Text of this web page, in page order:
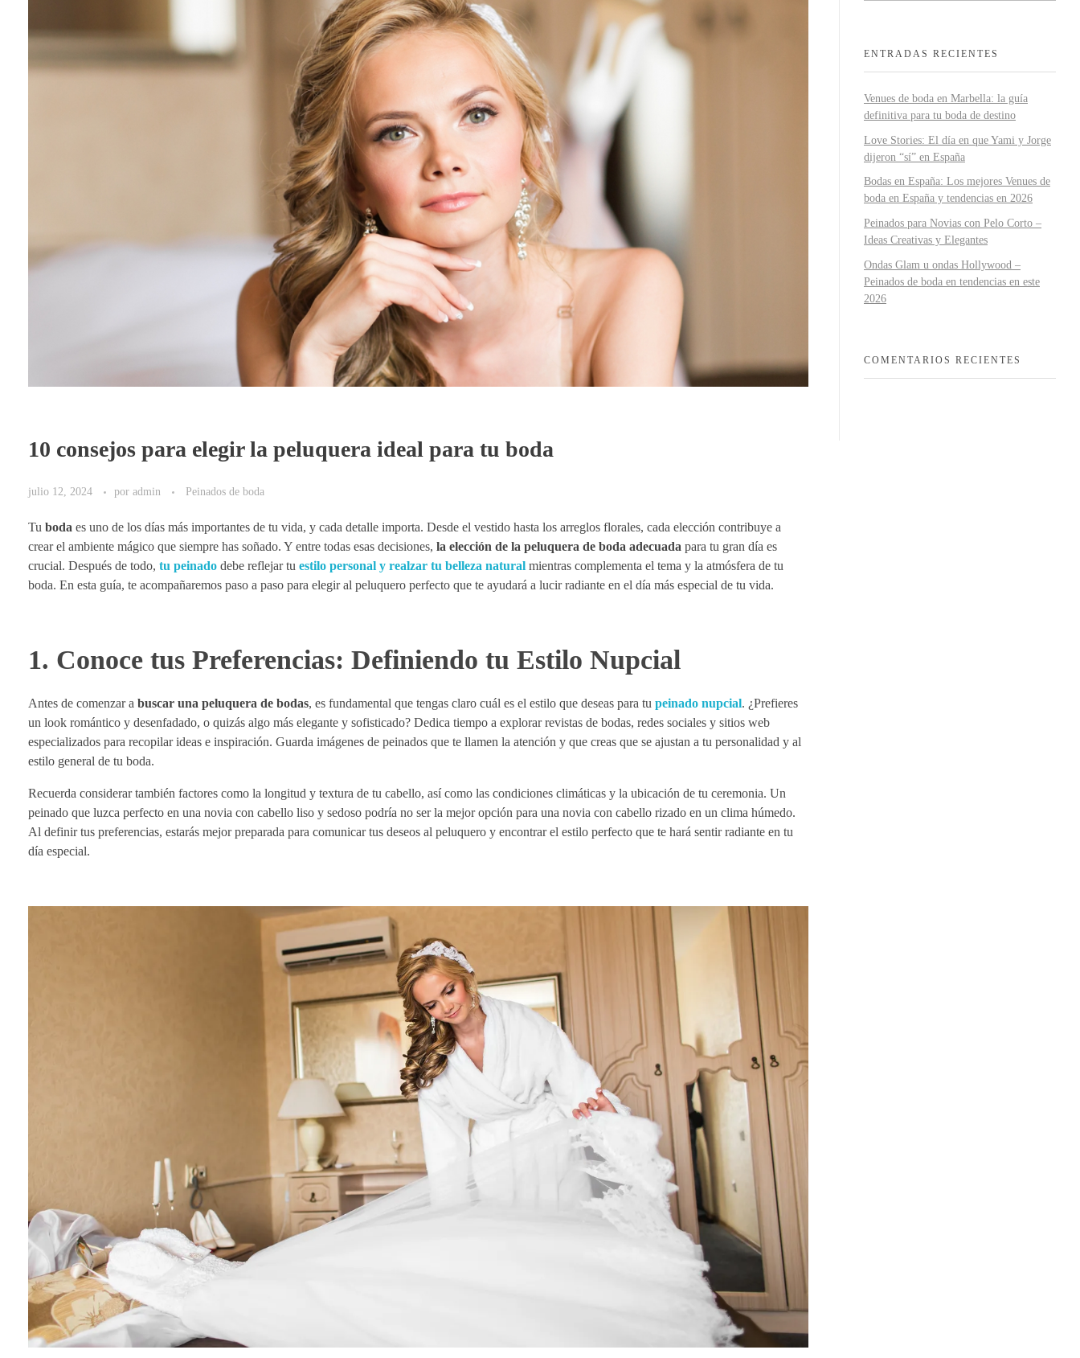
10 consejos para elegir la peluquera ideal para tu boda
julio 12, 2024 por admin Peinados de boda
Tu boda es uno de los días más importantes de tu vida, y cada detalle importa. Desde el vestido hasta los arreglos florales, cada elección contribuye a
crear el ambiente mágico que siempre has soñado. Y entre todas esas decisiones, la elección de la peluquera de boda adecuada para tu gran día es
crucial. Después de todo, tu peinado debe reflejar tu estilo personal y realzar tu belleza natural mientras complementa el tema y la atmósfera de tu
boda. En esta guía, te acompañaremos paso a paso para elegir al peluquero perfecto que te ayudará a lucir radiante en el día más especial de tu vida.
1. Conoce tus Preferencias: Definiendo tu Estilo Nupcial
Antes de comenzar a buscar una peluquera de bodas, es fundamental que tengas claro cuál es el estilo que deseas para tu peinado nupcial. ¿Prefieres
un look romántico y desenfadado, o quizás algo más elegante y sofisticado? Dedica tiempo a explorar revistas de bodas, redes sociales y sitios web
especializados para recopilar ideas e inspiración. Guarda imágenes de peinados que te llamen la atención y que creas que se ajustan a tu personalidad y al
estilo general de tu boda.
Recuerda considerar también factores como la longitud y textura de tu cabello, así como las condiciones climáticas y la ubicación de tu ceremonia. Un
peinado que luzca perfecto en una novia con cabello liso y sedoso podría no ser la mejor opción para una novia con cabello rizado en un clima húmedo.
Al definir tus preferencias, estarás mejor preparada para comunicar tus deseos al peluquero y encontrar el estilo perfecto que te hará sentir radiante en tu
día especial.
ENTRADAS RECIENTES
Venues de boda en Marbella: la guía
definitiva para tu boda de destino
Love Stories: El día en que Yami y Jorge
dijeron “sí” en España
Bodas en España: Los mejores Venues de
boda en España y tendencias en 2026
Peinados para Novias con Pelo Corto –
Ideas Creativas y Elegantes
Ondas Glam u ondas Hollywood –
Peinados de boda en tendencias en este
2026
COMENTARIOS RECIENTES